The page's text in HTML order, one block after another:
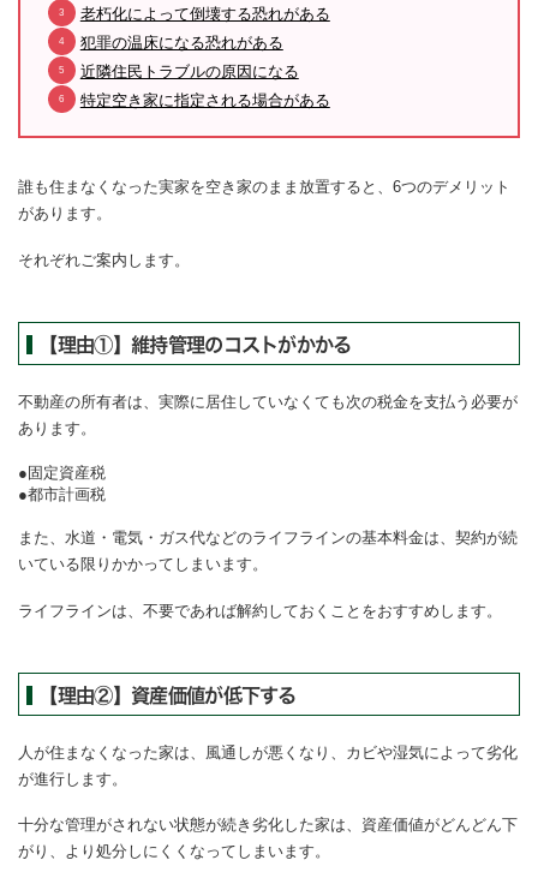
老朽化によって倒壊する恐れがある
犯罪の温床になる恐れがある
近隣住民トラブルの原因になる
特定空き家に指定される場合がある
誰も住まなくなった実家を空き家のまま放置すると、6つのデメリット
があります。
それぞれご案内します。
【理由①】維持管理のコストがかかる
不動産の所有者は、実際に居住していなくても次の税金を支払う必要が
あります。
固定資産税
都市計画税
また、水道・電気・ガス代などのライフラインの基本料金は、契約が続
いている限りかかってしまいます。
ライフラインは、不要であれば解約しておくことをおすすめします。
【理由②】資産価値が低下する
人が住まなくなった家は、風通しが悪くなり、カビや湿気によって劣化
が進行します。
十分な管理がされない状態が続き劣化した家は、資産価値がどんどん下
がり、より処分しにくくなってしまいます。